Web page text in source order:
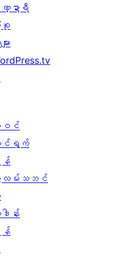
ဏ္ဍာရီ
စု
ား
ဝင်
ာင်ရွက်
န်
လမ်းသဘင်
ါန်း
န်